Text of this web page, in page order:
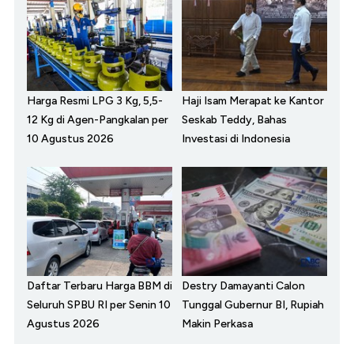
Harga Resmi LPG 3 Kg, 5,5-
12 Kg di Agen-Pangkalan per
10 Agustus 2026
Haji Isam Merapat ke Kantor
Seskab Teddy, Bahas
Investasi di Indonesia
Daftar Terbaru Harga BBM di
Seluruh SPBU RI per Senin 10
Agustus 2026
Destry Damayanti Calon
Tunggal Gubernur BI, Rupiah
Makin Perkasa